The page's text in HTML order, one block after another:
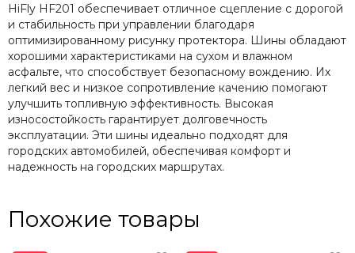
HiFly HF201 обеспечивает отличное сцепление с дорогой
и стабильность при управлении благодаря
оптимизированному рисунку протектора. Шины обладают
хорошими характеристиками на сухом и влажном
асфальте, что способствует безопасному вождению. Их
легкий вес и низкое сопротивление качению помогают
улучшить топливную эффективность. Высокая
износостойкость гарантирует долговечность
эксплуатации. Эти шины идеально подходят для
городских автомобилей, обеспечивая комфорт и
надежность на городских маршрутах.
Похожие товары